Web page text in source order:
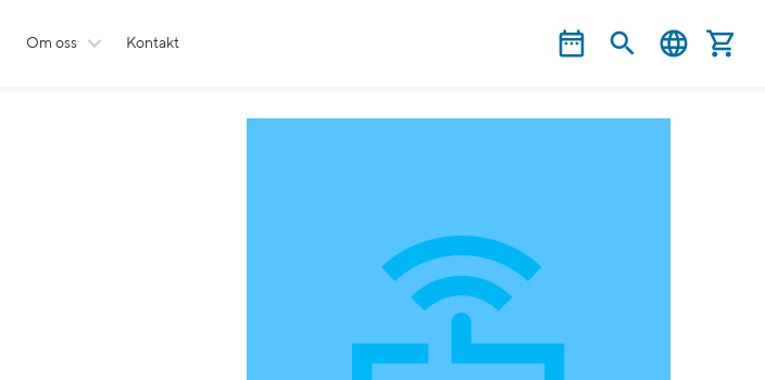
Om oss Kontakt